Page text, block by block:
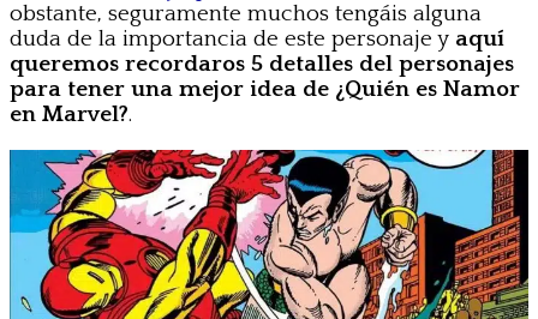
obstante, seguramente muchos tengáis alguna
duda de la importancia de este personaje y aquí
queremos recordaros 5 detalles del personajes
para tener una mejor idea de ¿Quién es Namor
en Marvel?.